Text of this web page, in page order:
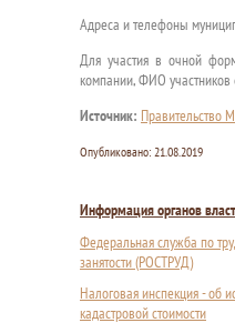
Адреса и телефоны
Для участия в очной
компании, ФИО участников
Источник: Правительство
Опубликовано: 21.08.2019
Информация органов
Федеральная служба по
занятости (РОСТРУД)
Налоговая инспекция - об
кадастровой стоимости